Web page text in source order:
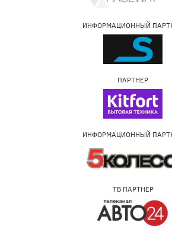
ИНФОРМАЦИОННЫЙ
ПАРТНЕР
ИНФОРМАЦИОННЫЙ
ТВ ПАРТНЕР